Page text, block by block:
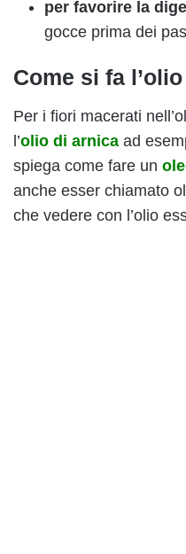
per favorire la
gocce prima dei
Come si fa
Per i fiori macerati
l’olio di arnica ad
spiega come fare un
anche esser chiamato
che vedere con l’olio